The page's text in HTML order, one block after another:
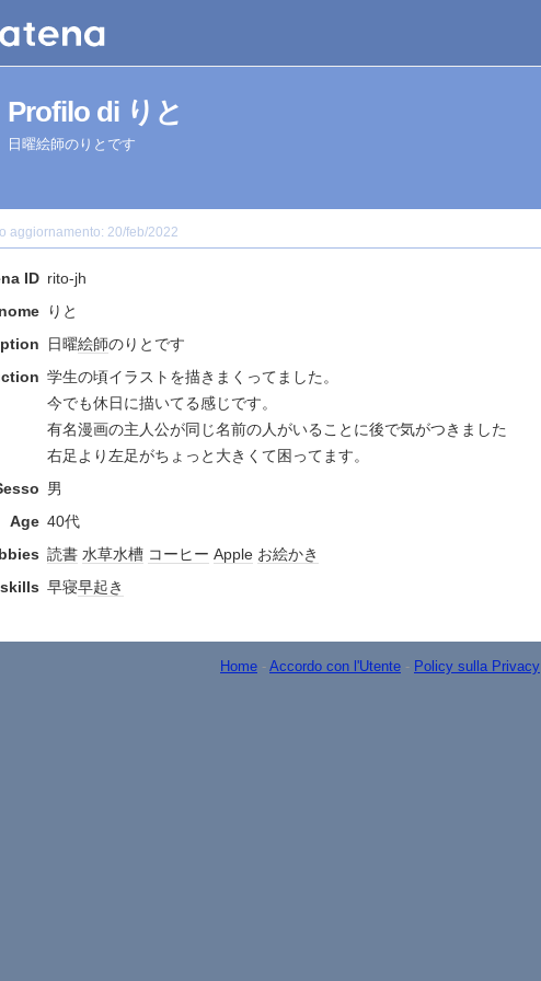
Profilo di りと
日曜絵師のりとです
aggiornamento: 20/feb/2022
ID rito-jh
りと
日曜絵師のりとです
学生の頃イラストを描きまくってました。
今でも休日に描いてる感じです。
有名漫画の主人公が同じ名前の人がいることに後で気がつきました
右足より左足がちょっと大きくて困ってます。
男
Age 40代
読書 水草水槽 コーヒー Apple お絵かき
早寝早起き
Home - Accordo con l'Utente - Policy sulla Privacy